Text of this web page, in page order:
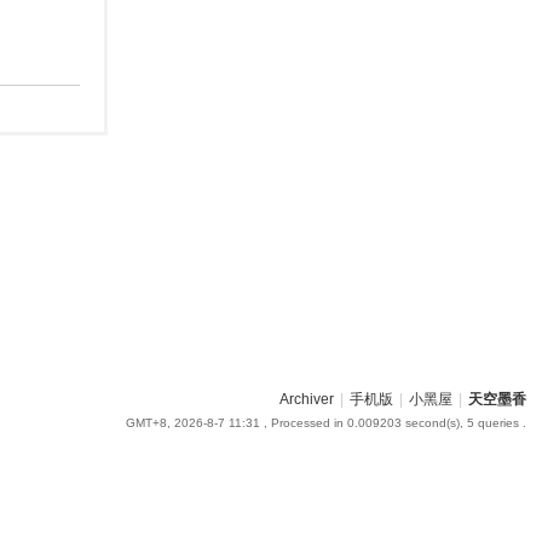
Archiver 手机版 小黑屋 天空墨香
GMT+8, 2026-8-7 11:31 , Processed in 0.009203 second(s), 5 queries .